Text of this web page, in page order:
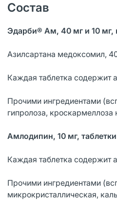
Состав
Эдарби® Ам, 40 мг и 10 мг,
Азилсартана медоксомил,
Каждая таблетка содержит
Прочими ингредиентами
гипролоза, кроскармеллоза
Амлодипин, 10 мг, таблетки
Каждая таблетка содержит
Прочими ингредиентами
микрокристаллическая,